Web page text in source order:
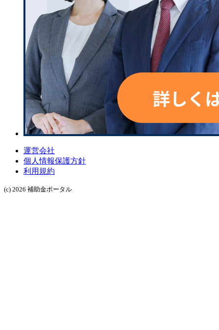
運営会社
個人情報保護方針
利用規約
(c) 2026 補助金ポータル